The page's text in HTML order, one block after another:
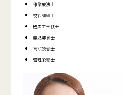
作業療法士
視能訓練士
臨床工学技士
義肢装具士
言語聴覚士
管理栄養士